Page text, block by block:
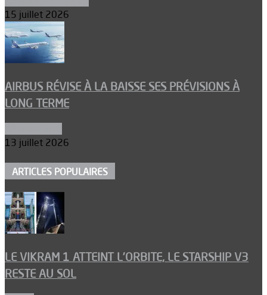
15 juillet 2026
AIRBUS RÉVISE À LA BAISSE SES PRÉVISIONS À
LONG TERME
13 juillet 2026
ARTICLES POPULAIRES
LE VIKRAM 1 ATTEINT L’ORBITE, LE STARSHIP V3
RESTE AU SOL